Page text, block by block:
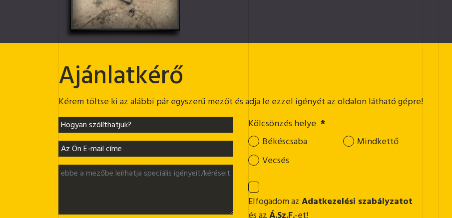
Ajánlatkérő
Kérem töltse ki az alábbi pár egyszerű mezőt és adja le ezzel igényét az oldalon látható gépre!
Kölcsönzés helye *
Békéscsaba
Vecsés
Mindkettő
Elfogadom azAdatkezelési szabályzatot